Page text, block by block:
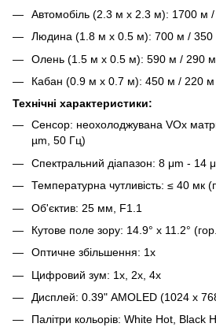
Автомобіль (2.3 м х 2.3 м): 1700 м
Людина (1.8 м х 0.5 м): 700 м / 350
Олень (1.5 м х 0.5 м): 590 м / 290 м
Кабан (0.9 м х 0.7 м): 450 м / 220 м
Технічні характеристики:
Сенсор: неохолоджувана VOx
µm, 50 Гц)
Спектральний діапазон: 8 μm - 14
Температурна чутливість: ≤ 40 мк
Об'єктив: 25 мм, F1.1
Кутове поле зору: 14.9° x 11.2°
Оптичне збільшення: 1x
Цифровий зум: 1x, 2x, 4x
Дисплей: 0.39" AMOLED (1024 x
Палітри кольорів: White Hot, Black